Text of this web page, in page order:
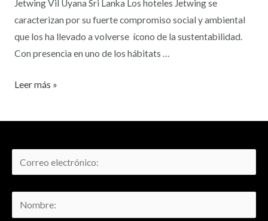
Jetwing Vil Uyana Sri Lanka Los hoteles Jetwing se
caracterizan por su fuerte compromiso social y ambiental
que los ha llevado a volverse ícono de la sustentabilidad.
Con presencia en uno de los hábitats …
Leer más »